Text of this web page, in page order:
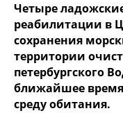
Четыре
реабилитации в
сохранения
территории
петербургского
ближайшее время
среду обитания.